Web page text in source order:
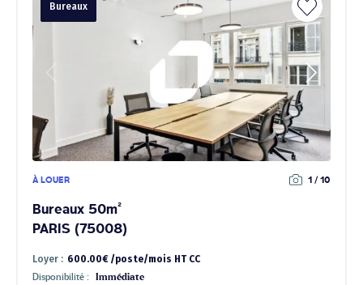
Bureaux
À LOUER 1 / 10
Bureaux 50m²
PARIS (75008)
Loyer : 600.00€ /poste/mois HT CC
Disponibilité : Immédiate